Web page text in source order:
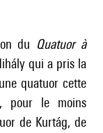
du Quatuor à
qui a pris la
quatuor cette
pour le moins
de Kurtág, de